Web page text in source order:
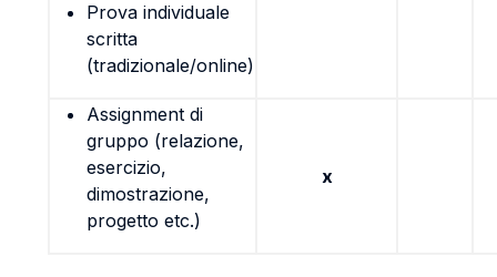
Prova individuale
scritta
(tradizionale/online)
Assignment di
gruppo (relazione,
esercizio,
dimostrazione,
progetto etc.)
x